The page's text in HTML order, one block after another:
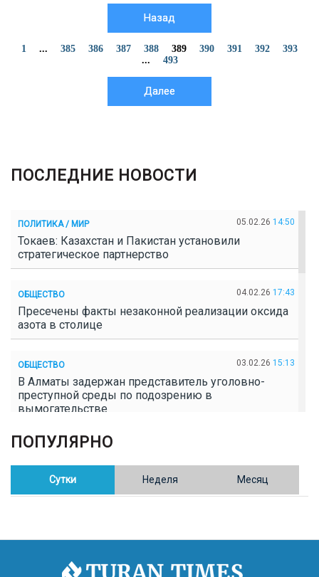
Назад
1 ... 385 386 387 388 389 390 391 392
393
...
493
Далее
ПОСЛЕДНИЕ НОВОСТИ
ПОЛИТИКА / МИР 05.02.26 14:50
Токаев: Казахстан и Пакистан установили
стратегическое партнерство
ОБЩЕСТВО 04.02.26 17:43
Пресечены факты незаконной реализации оксида
азота в столице
ОБЩЕСТВО 03.02.26 15:13
В Алматы задержан представитель уголовно-
преступной среды по подозрению в
вымогательстве
ОБЩЕСТВО
Полицейские пресекли незаконное выращивание
конопли в Таразе
Казахстан возглавил Договор о зоне, свободной от
ПОПУЛЯРНО
Сутки Неделя Месяц